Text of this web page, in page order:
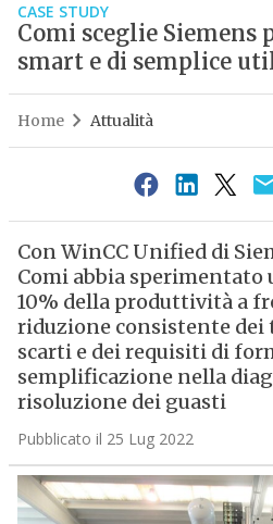
CASE STUDY
Comi sceglie Siemens
smart e di semplice
Home Attualità
Con WinCC Unified di
Comi abbia
10% della produttività a
riduzione consistente
scarti e dei requisiti di
semplificazione nella
risoluzione dei guasti
Pubblicato il 25 Lug 2022